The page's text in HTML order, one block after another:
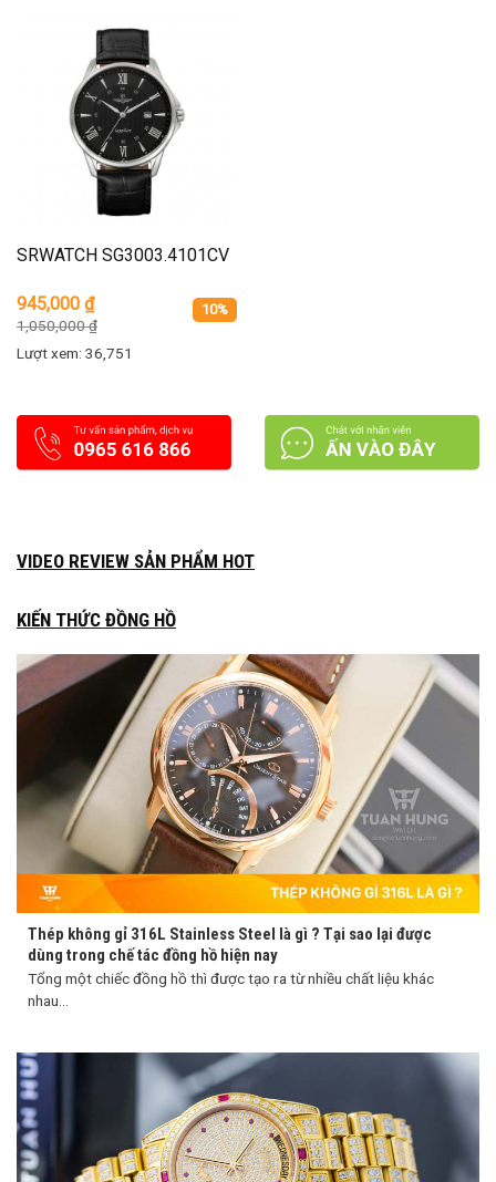
SRWATCH SG3003.4101CV
945,000 ₫
1,050,000₫
10%
Lượt xem: 36,751
VIDEO REVIEW SẢN PHẨM HOT
KIẾN THỨC ĐỒNG HỒ
Thép không gỉ 316L Stainless Steel là gì ? Tại sao lại được
dùng trong chế tác đồng hồ hiện nay
Tổng một chiếc đồng hồ thì được tạo ra từ nhiều chất liệu khác
nhau...